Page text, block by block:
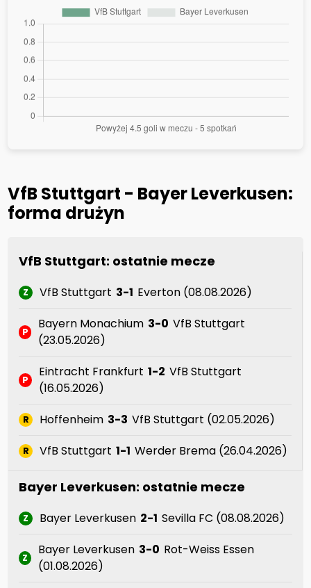
VfB Stuttgart - Bayer Leverkusen:
forma drużyn
VfB Stuttgart: ostatnie mecze
Z VfB Stuttgart 3-1 Everton (08.08.2026)
P
Bayern Monachium 3-0 VfB Stuttgart
(23.05.2026)
P
Eintracht Frankfurt 1-2 VfB Stuttgart
(16.05.2026)
R Hoffenheim 3-3 VfB Stuttgart (02.05.2026)
R VfB Stuttgart 1-1 Werder Brema (26.04.2026)
Bayer Leverkusen: ostatnie mecze
Z Bayer Leverkusen 2-1 Sevilla FC (08.08.2026)
Z
Bayer Leverkusen 3-0 Rot-Weiss Essen
(01.08.2026)